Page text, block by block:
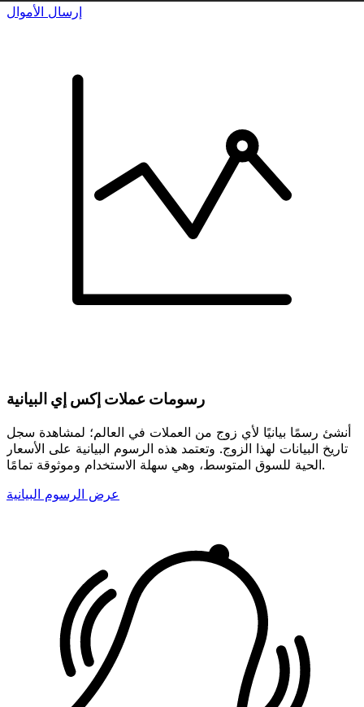
إرسال الأموال
رسومات عملات إكس إي البيانية
أنشئ رسمًا بيانيًا لأي زوج من العملات في العالم؛ لمشاهدة سجل
تاريخ البيانات لهذا الزوج. وتعتمد هذه الرسوم البيانية على الأسعار
الحية للسوق المتوسط، وهي سهلة الاستخدام وموثوقة تمامًا.
عرض الرسوم البيانية